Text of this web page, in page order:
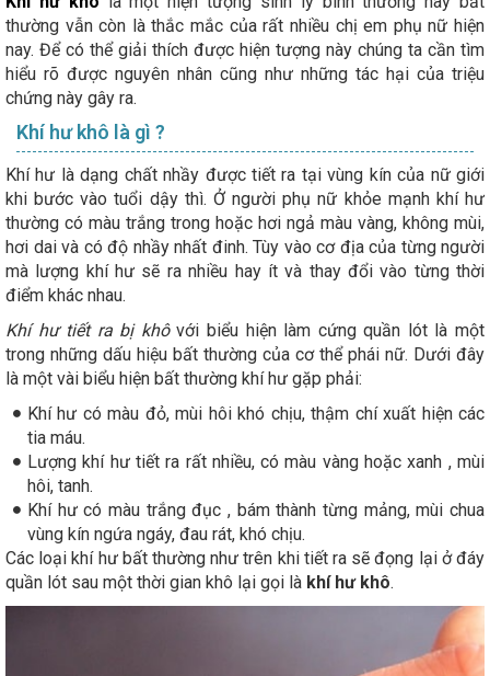
thường vẫn còn là thắc mắc của rất nhiều chị em phụ nữ hiện
nay. Để có thể giải thích được hiện tượng này chúng ta cần tìm
hiểu rõ được nguyên nhân cũng như những tác hại của triệu
chứng này gây ra.
Khí hư khô là gì ?
Khí hư là dạng chất nhầy được tiết ra tại vùng kín của nữ giới
khi bước vào tuổi dậy thì. Ở người phụ nữ khỏe mạnh khí hư
thường có màu trắng trong hoặc hơi ngả màu vàng, không mùi,
hơi dai và có độ nhầy nhất đinh. Tùy vào cơ địa của từng người
mà lượng khí hư sẽ ra nhiều hay ít và thay đổi vào từng thời
điểm khác nhau.
Khí hư tiết ra bị khôvới biểu hiện làm cứng quần lót là một
trong những dấu hiệu bất thường của cơ thể phái nữ. Dưới đây
là một vài biểu hiện bất thường khí hư gặp phải:
Khí hư có màu đỏ, mùi hôi khó chịu, thậm chí xuất hiện các
tia máu.
Lượng khí hư tiết ra rất nhiều, có màu vàng hoặc xanh , mùi
hôi, tanh.
Khí hư có màu trắng đục , bám thành từng mảng, mùi chua
vùng kín ngứa ngáy, đau rát, khó chịu.
Các loại khí hư bất thường như trên khi tiết ra sẽ đọng lại ở đáy
quần lót sau một thời gian khô lại gọi là khí hư khô.